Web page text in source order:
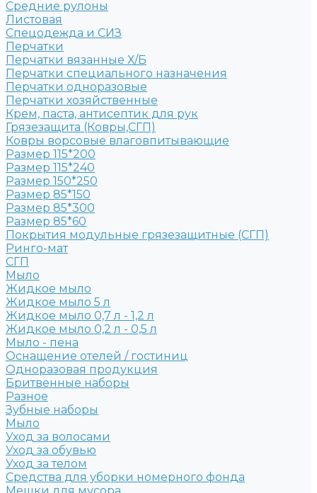
Средние рулоны
Листовая
Спецодежда и СИЗ
Перчатки
Перчатки вязанные Х/Б
Перчатки специального назначения
Перчатки одноразовые
Перчатки хозяйственные
Крем, паста, антисептик для рук
Грязезащита (Ковры,СГП)
Ковры ворсовые влаговпитывающие
Размер 115*200
Размер 115*240
Размер 150*250
Размер 85*150
Размер 85*300
Размер 85*60
Покрытия модульные грязезащитные (СГП)
Ринго-мат
СГП
Мыло
Жидкое мыло
Жидкое мыло 5 л
Жидкое мыло 0,7 л - 1,2 л
Жидкое мыло 0,2 л - 0,5 л
Мыло - пена
Оснащение отелей / гостиниц
Одноразовая продукция
Бритвенные наборы
Разное
Зубные наборы
Мыло
Уход за волосами
Уход за обувью
Уход за телом
Средства для уборки номерного фонда